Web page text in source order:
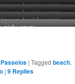
Imagem da minha autoria
Imagem da minha autoria
Imagem da minha autoria
minha autoria
Passeios | Tagged beach,
| 9 Replies